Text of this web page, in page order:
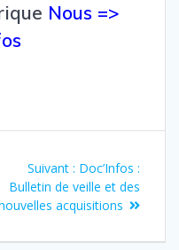
Nous =>
Suivant : Article
suivant
Doc’Infos :
Bulletin de veille et des
acquisitions